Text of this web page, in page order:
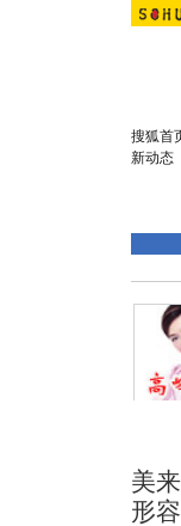
搜狐首
新动态
战
美
形